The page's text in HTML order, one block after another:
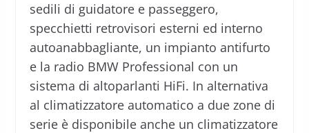
sedili di guidatore e passeggero,
specchietti retrovisori esterni ed interno
autoanabbagliante, un impianto antifurto
e la radio BMW Professional con un
sistema di altoparlanti HiFi. In alternativa
al climatizzatore automatico a due zone di
serie è disponibile anche un climatizzatore